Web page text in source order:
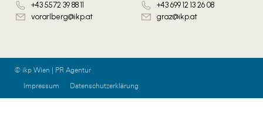
+43 5572 39 88 11
vorarlberg@ikp.at
+43 699 12 13 26 08
graz@ikp.at
© ikp Wien | PR Agentur
Impressum
Datenschutzerklärung